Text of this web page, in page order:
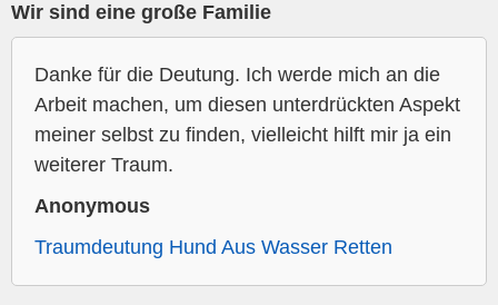
Wir sind eine große Familie
Danke für die Deutung. Ich werde mich an die
Arbeit machen, um diesen unterdrückten Aspekt
meiner selbst zu finden, vielleicht hilft mir ja ein
weiterer Traum.
Anonymous
Traumdeutung Hund Aus Wasser Retten